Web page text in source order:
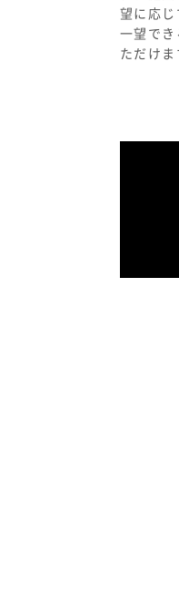
望に応じ
一望でき
ただけま